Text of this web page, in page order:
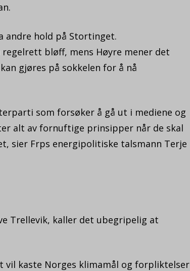
andre hold på Stortinget.
bløff, mens Høyre mener det
gjøres på sokkelen for å nå
som forsøker å gå ut i mediene og
alt av fornuftige prinsipper når de skal
sier Frps energipolitiske talsmann Terje
Trellevik, kaller det ubegripelig at
vil kaste Norges klimamål og forpliktelser